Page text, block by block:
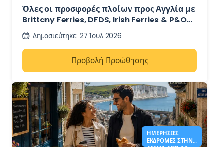
ΑΠΌ 41€
Όλες οι προσφορές πλοίων προς Αγγλία με
Brittany Ferries, DFDS, Irish Ferries & P&O
Ferries – από 41€
Δημοσιεύτηκε: 27 Ιουλ 2026
Προβολή Προώθησης
ΗΜΕΡΉΣΙΕΣ
ΕΚΔΡΟΜΈΣ ΣΤΗΝ